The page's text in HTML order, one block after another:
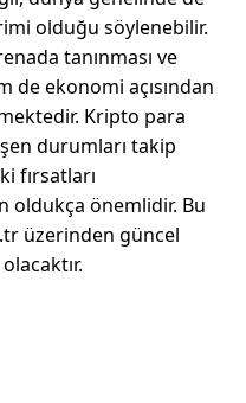
olduğu söylenebilir.
tanınması ve
de ekonomi açısından
Kripto para
durumları takip
fırsatları
oldukça önemlidir. Bu
üzerinden güncel